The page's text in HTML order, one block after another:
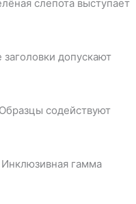
слепота выступает
допускают
содействуют
гамма